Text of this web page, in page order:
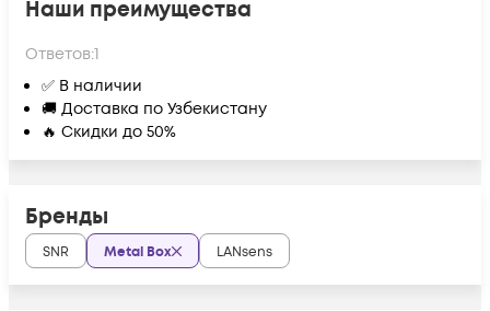
Наши преимущества
Ответов:1
✅ В наличии
🚚 Доставка по Узбекистану
🔥 Скидки до 50%
Бренды
SNR Metal Box LANsens